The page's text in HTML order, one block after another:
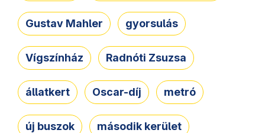
Gustav Mahler gyorsulás
Vígszínház Radnóti Zsuzsa
állatkert Oscar-díj metró
új buszok második kerület